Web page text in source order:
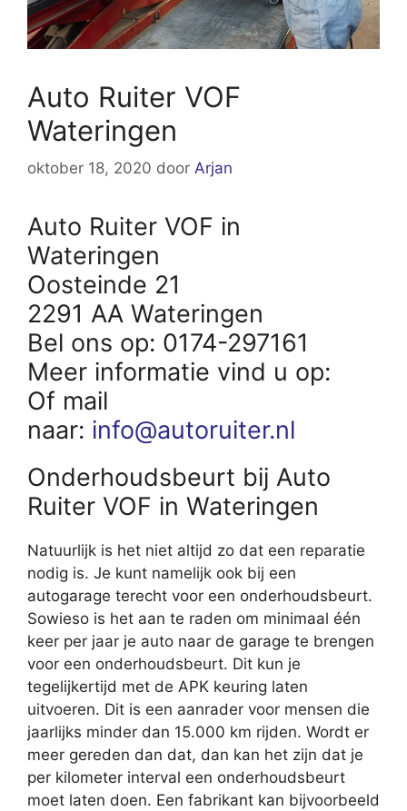
Auto Ruiter VOF
Wateringen
oktober 18, 2020 door Arjan
Auto Ruiter VOF in
Wateringen
Oosteinde 21
2291 AA Wateringen
Bel ons op: 0174-297161
Meer informatie vind u op:
Of mail
naar: info@autoruiter.nl
Onderhoudsbeurt bij Auto
Ruiter VOF in Wateringen
Natuurlijk is het niet altijd zo dat een reparatie
nodig is. Je kunt namelijk ook bij een
autogarage terecht voor een onderhoudsbeurt.
Sowieso is het aan te raden om minimaal één
keer per jaar je auto naar de garage te brengen
voor een onderhoudsbeurt. Dit kun je
tegelijkertijd met de APK keuring laten
uitvoeren. Dit is een aanrader voor mensen die
jaarlijks minder dan 15.000 km rijden. Wordt er
meer gereden dan dat, dan kan het zijn dat je
per kilometer interval een onderhoudsbeurt
moet laten doen. Een fabrikant kan bijvoorbeeld